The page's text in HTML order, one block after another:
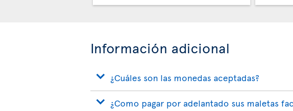
Información adicional
¿Cuáles son las monedas aceptadas?
¿Como pagar por adelantado sus maletas